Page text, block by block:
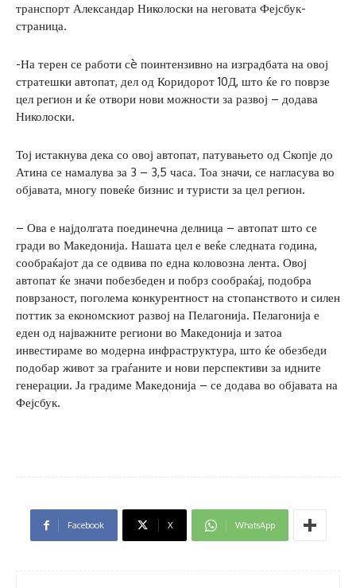
транспорт Александар Николоски на неговата Фејсбук-
страница.
-На терен се работи сè поинтензивно на изградбата на овој
стратешки автопат, дел од Коридорот 10Д, што ќе го поврзе
цел регион и ќе отвори нови можности за развој – додава
Николоски.
Тој истакнува дека со овој автопат, патувањето од Скопје до
Атина се намалува за 3 – 3,5 часа. Тоа значи, се нагласува во
објавата, многу повеќе бизнис и туристи за цел регион.
– Ова е најдолгата поединечна делница – автопат што се
гради во Македонија. Нашата цел е веќе следната година,
сообраќајот да се одвива по една коловозна лента. Овој
автопат ќе значи побезбеден и побрз сообраќај, подобра
поврзаност, поголема конкурентност на стопанството и силен
поттик за економскиот развој на Пелагонија. Пелагонија е
еден од најважните региони во Македонија и затоа
инвестираме во модерна инфраструктура, што ќе обезбеди
подобар живот за граѓаните и нови перспективи за идните
генерации. Ја градиме Македонија – се додава во објавата на
Фејсбук.
Facebook X WhatsApp